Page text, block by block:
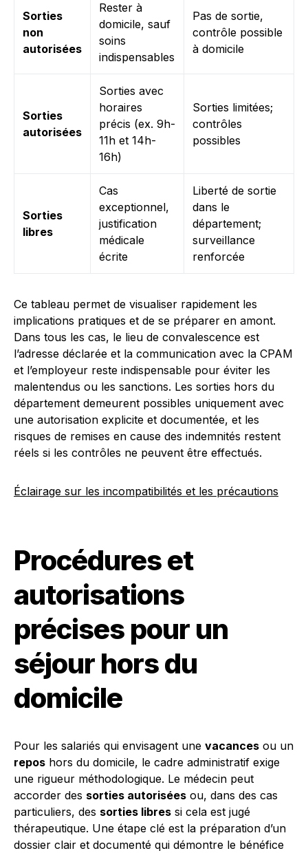
Sorties
non
autorisées
Rester à
domicile, sauf
soins
indispensables
Pas de sortie,
contrôle possible
à domicile
Sorties
autorisées
Sorties avec
horaires
précis (ex. 9h-
11h et 14h-
16h)
Sorties limitées;
contrôles
possibles
Sorties
libres
Cas
exceptionnel,
justification
médicale
écrite
Liberté de sortie
dans le
département;
surveillance
renforcée
Ce tableau permet de visualiser rapidement les
implications pratiques et de se préparer en amont.
Dans tous les cas, le lieu de convalescence est
l’adresse déclarée et la communication avec la CPAM
et l’employeur reste indispensable pour éviter les
malentendus ou les sanctions. Les sorties hors du
département demeurent possibles uniquement avec
une autorisation explicite et documentée, et les
risques de remises en cause des indemnités restent
réels si les contrôles ne peuvent être effectués.
Éclairage sur les incompatibilités et les précautions
Procédures et
autorisations
précises pour un
séjour hors du
domicile
Pour les salariés qui envisagent une vacances ou un
repos hors du domicile, le cadre administratif exige
une rigueur méthodologique. Le médecin peut
accorder des sorties autorisées ou, dans des cas
particuliers, des sorties libres si cela est jugé
thérapeutique. Une étape clé est la préparation d’un
dossier clair et documenté qui démontre le bénéfice